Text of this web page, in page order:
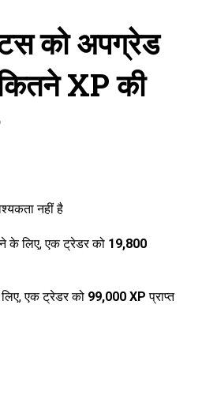
को अपग्रेड
XP की
नहीं है
के लिए, एक ट्रेडर को 19,800
एक ट्रेडर को 99,000 XP प्राप्त